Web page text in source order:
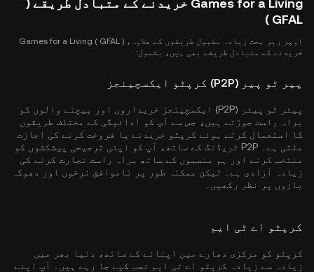
Games for a Living خریدنے کے متبادل طریقے (
GFAL )
اوپر زیر بحث زیادہ مقبول طریقوں کے علاوہ، Games for a Living ( GFAL )
خریدنے کے متبادل طریقے بھی ہیں، بشمول:
پیر ٹو پیر (P2P) کرپٹو ایکسچینجز
پیئر ٹو پیئر (P2P) ایکسچینجز خریداروں اور بیچنے والوں کو
براہ راست جوڑتے ہیں، جس سے آپ کو ادائیگی کے مختلف طریقوں
کا استعمال کرتے ہوئے کرپٹو خریدنے یا فروخت کرنے کی اجازت
ملتی ہے۔ P2P ٹریڈنگ کے ساتھ، آپ کو اپنی ترجیحی پیشکشوں کو
منتخب کرنے اور ہم منصبوں کے ساتھ براہ راست تجارت کرنے کی
زیادہ آزادی ہے۔ لیکن ممکنہ طور پر ناموافق نرخوں اور دھوکہ
بازوں پر نظر رکھیں۔
کرپٹو اے ٹی ایم
کرپٹو کو مرکزی دھارے میں اپنانے کے ساتھ، دنیا بھر میں
زیادہ سے زیادہ کرپٹو اے ٹی ایم نصب کیے جا رہے ہیں۔ آپ اپنے